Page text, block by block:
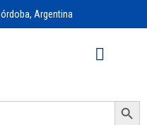
Argentina
Search Button